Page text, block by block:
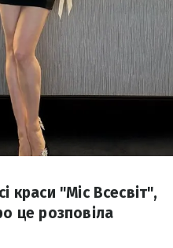
краси "Міс Всесвіт",
це розповіла